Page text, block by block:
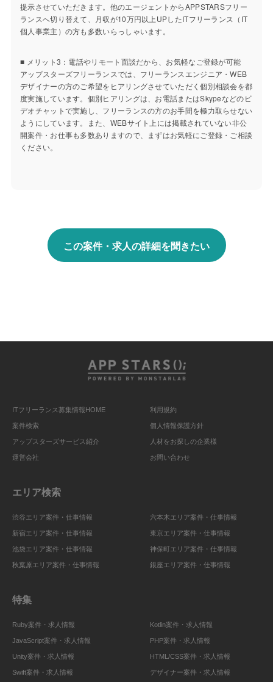
提示させていただきます。他のエージェントからAPPSTARSフリー
ランスへ切り替えて、月収が10万円以上UPしたITフリーランス（IT
個人事業主）の方も多数いらっしゃいます。
■ メリット3：電話やリモート面談だから、お気軽なご登録が可能
アップスターズフリーランスでは、フリーランスエンジニア・WEB
デザイナーの方のご希望をヒアリングさせていただく個別相談会を都
度実施しています。個別ヒアリングは、お電話またはSkypeなどのビ
デオチャットで実施し、フリーランスの方のお手間を極力取らせない
ようにしています。また、WEBサイト上には掲載されていない非公
開案件・お仕事も多数ありますので、まずはお気軽にご登録・ご相談
ください。
この案件・求人の詳細を聞きたい
ITフリーランス募集情報HOME
案件検索
アップスターズサービス紹介
運営会社
利用規約
個人情報保護方針
人材をお探しの企業様
お問い合わせ
エリア検索
渋谷エリア案件・仕事情報
新宿エリア案件・仕事情報
池袋エリア案件・仕事情報
秋葉原エリア案件・仕事情報
六本木エリア案件・仕事情報
東京エリア案件・仕事情報
神保町エリア案件・仕事情報
銀座エリア案件・仕事情報
特集
Ruby案件・求人情報
JavaScript案件・求人情報
Unity案件・求人情報
Swift案件・求人情報
Kotlin案件・求人情報
PHP案件・求人情報
HTML/CSS案件・求人情報
デザイナー案件・求人情報